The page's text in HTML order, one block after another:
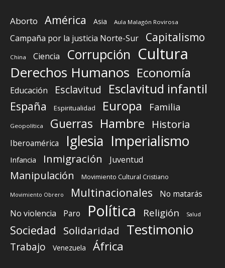
Aborto América Asia Aula Malagón Rovirosa
Campaña por la justicia Norte-Sur Capitalismo
China Ciencia Corrupción Cultura
Derechos Humanos Economía
Educación Esclavitud Esclavitud infantil
España Espiritualidad Europa Familia
Geopolítica Guerras Hambre Historia
Iberoamérica Iglesia Imperialismo
Infancia Inmigración Juventud
Manipulación Movimiento Cultural Cristiano
Movimiento Obrero Multinacionales
No matarás
No violencia
Paro Política Religión Salud
Sociedad Solidaridad Testimonio
Trabajo Venezuela África